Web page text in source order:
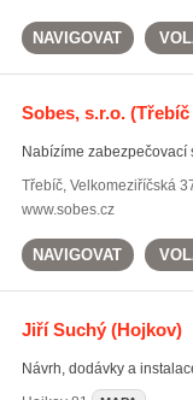
NAVIGOVAT
Sobes, s.r.o.(Třebíč
Nabízíme zabezpečovací
Třebíč, Velkomeziříčská
www.sobes.cz
NAVIGOVAT
Jiří Suchý(Hojkov)
Návrh, dodávky a